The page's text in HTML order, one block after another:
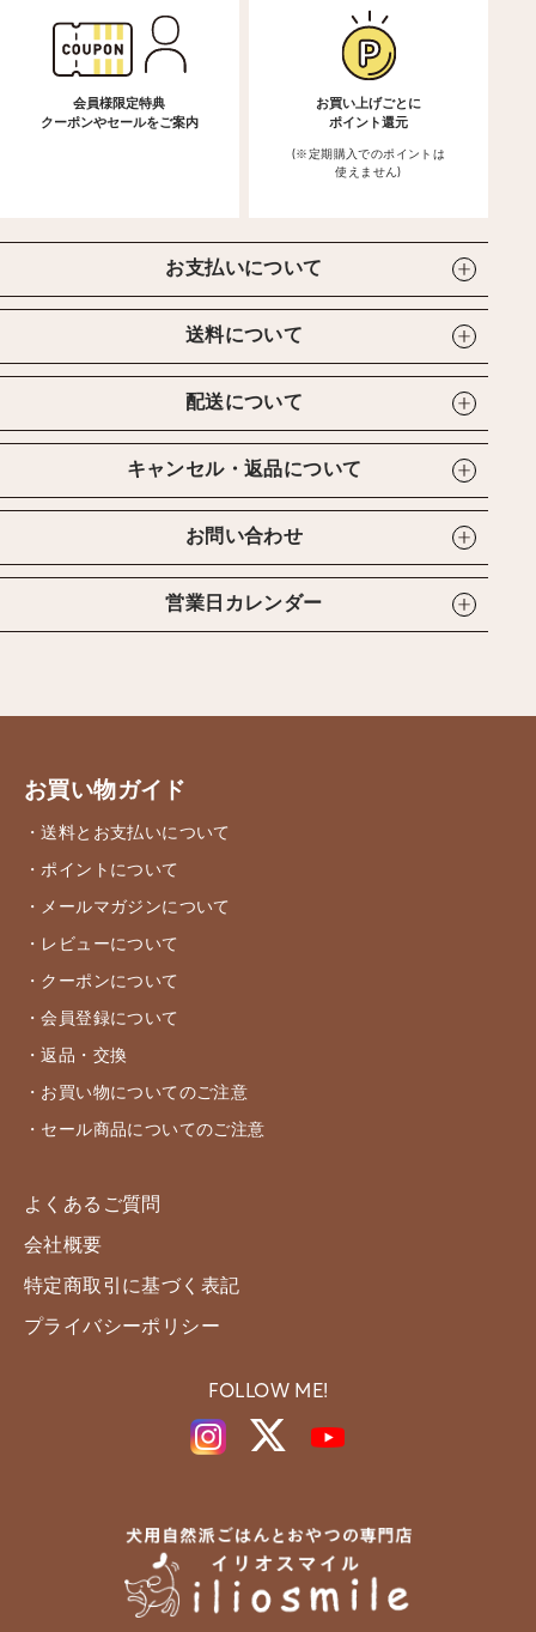
会員様限定特典
クーポンやセールをご案内
お買い上げごとに
ポイント還元
(※定期購入でのポイントは
使えません)
お支払いについて
送料について
配送について
キャンセル・返品について
お問い合わせ
営業日カレンダー
お買い物ガイド
・送料とお支払いについて
・ポイントについて
・メールマガジンについて
・レビューについて
・クーポンについて
・会員登録について
・返品・交換
・お買い物についてのご注意
・セール商品についてのご注意
よくあるご質問
会社概要
特定商取引に基づく表記
プライバシーポリシー
FOLLOW ME!